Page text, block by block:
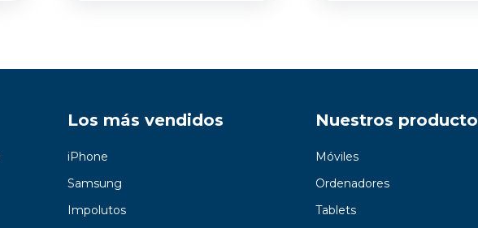
Los más vendidos
iPhone
Samsung
Impolutos
Nuestros
Móviles
Ordenadores
Tablets